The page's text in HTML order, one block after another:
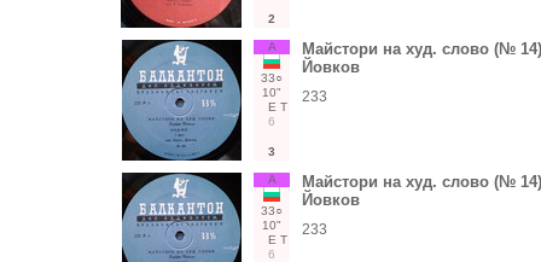
2
А
33○
10"
Е Т
6
3
Майстори на худ. слово (№
Йовков
233
А
33○
10"
Е Т
6
Майстори на худ. слово (№
Йовков
233